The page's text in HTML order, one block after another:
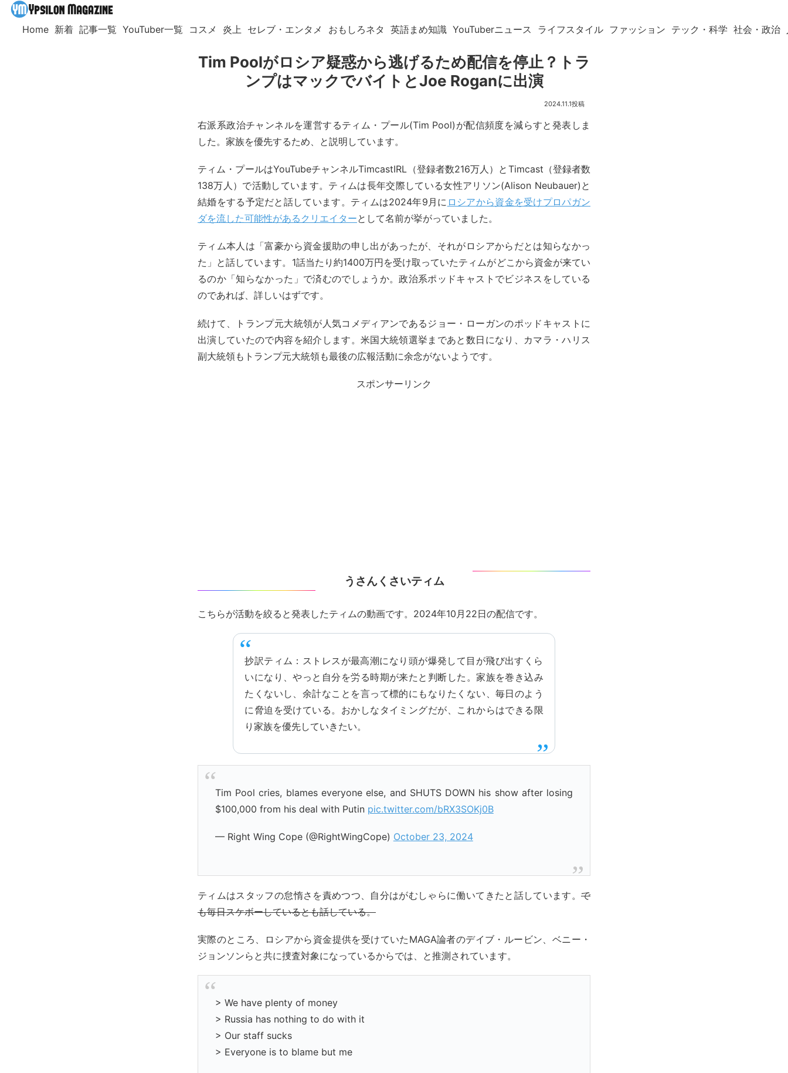
Home 新着 記事一覧 YouTuber一覧 コスメ 炎上 セレブ・エンタメ おもしろネタ 英語まめ知識 YouTuberニュース ライフスタイル ファッション テック・科学 社会・政治
Tim Poolがロシア疑惑から逃げるため配信を停止？トラ
ンプはマックでバイトとJoe Roganに出演
2024.11.1
右派系政治チャンネルを運営するティム・プール(Tim Pool)が配信頻度を減らすと発表しま
した。家族を優先するため、と説明しています。
ティム・プールはYouTubeチャンネルTimcastIRL（登録者数216万人）とTimcast（登録者数
138万人）で活動しています。ティムは長年交際している女性アリソン(Alison Neubauer)と
結婚をする予定だと話しています。ティムは2024年9月に ロシアから資金を受けプロパガン
ダを流した可能性があるクリエイターとして名前が挙がっていました。
ティム本人は「富豪から資金援助の申し出があったが、それがロシアからだとは知らなかっ
た」と話しています。1話当たり約1400万円を受け取っていたティムがどこから資金が来てい
るのか「知らなかった」で済むのでしょうか。政治系ポッドキャストでビジネスをしている
のであれば、詳しいはずです。
続けて、トランプ元大統領が人気コメディアンであるジョー・ローガンのポッドキャストに
出演していたので内容を紹介します。米国大統領選挙まであと数日になり、カマラ・ハリス
副大統領もトランプ元大統領も最後の広報活動に余念がないようです。
スポンサーリンク
うさんくさいティム
こちらが活動を絞ると発表したティムの動画です。2024年10月22日の配信です。
抄訳ティム：ストレスが最高潮になり頭が爆発して目が飛び出すくら
いになり、やっと自分を労る時期が来たと判断した。家族を巻き込み
たくないし、余計なことを言って標的にもなりたくない、毎日のよう
に脅迫を受けている。おかしなタイミングだが、これからはできる限
り家族を優先していきたい。
Tim Pool cries, blames everyone else, and SHUTS DOWN his show after losing
$100,000 from his deal with Putin pic.twitter.com/bRX3SOKj0B
— Right Wing Cope (@RightWingCope) October 23, 2024
ティムはスタッフの怠惰さを責めつつ、自分はがむしゃらに働いてきたと話しています。 で
も毎日スケボーしているとも話している。
実際のところ、ロシアから資金提供を受けていたMAGA論者のデイブ・ルービン、ベニー・
ジョンソンらと共に捜査対象になっているからでは、と推測されています。
> We have plenty of money
> Russia has nothing to do with it
> Our staff sucks
> Everyone is to blame but me